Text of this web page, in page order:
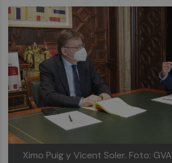
Ximo Puig y Vicent Soler. Foto: GVA